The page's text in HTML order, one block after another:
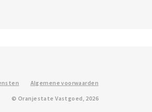
Algemene voorwaarden
© Oranjestate Vastgoed, 2026